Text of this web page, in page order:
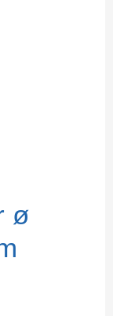
ø